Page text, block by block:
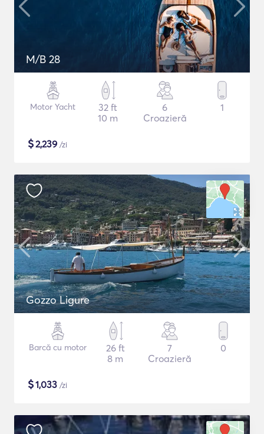
M/B 28
Motor Yacht
32 ft
10 m
6
Croazieră
1
$2,239 /zi
Gozzo Ligure
Barcă cu motor
26 ft
8 m
7
Croazieră
0
$1,033 /zi